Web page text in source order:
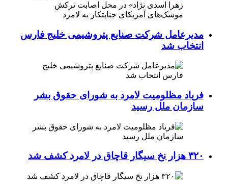
مدیرعامل شرکت صنایع پتروشیمی خلیج فارس
انتخاب شد
فریاد مظلومیت لامرد به شورای حقوق بشر
سازمان ملل رسید
۳۲۰ هزار نخ سیگار قاچاق در لامرد کشف شد